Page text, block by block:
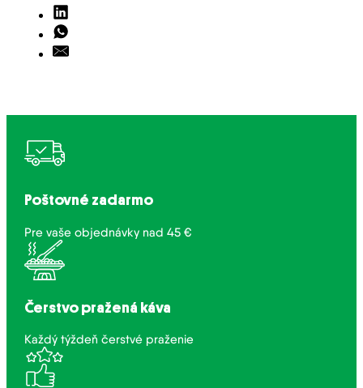
Poštovné zadarmo
Pre vaše objednávky nad 45 €
Čerstvo pražená káva
Každý týždeň čerstvé praženie